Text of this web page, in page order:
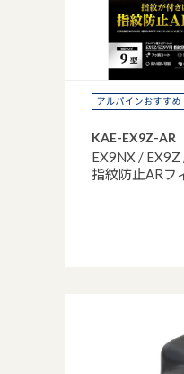
KAE-EX9Z-AR
EX9NX /
指紋防止ARフ